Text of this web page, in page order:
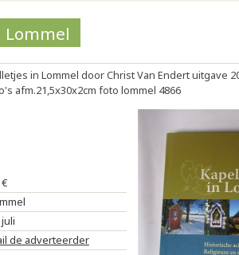
Lommel
in Lommel door Christ Van Endert uitgave
afm.21,5x30x2cm foto lommel 4866
juli
de adverteerder